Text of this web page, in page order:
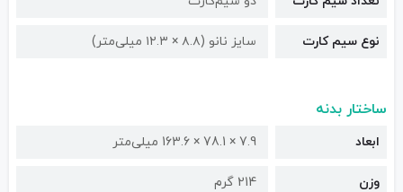
نوع سیم کارت سایز نانو (۸.۸ × ۱۲.۳ میلی‌متر)
ساختار بدنه
ابعاد 7.9 × 78.1 × 163.6 میلی‌متر
وزن 214 گرم